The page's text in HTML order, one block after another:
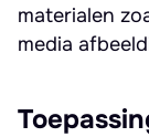
materialen
media